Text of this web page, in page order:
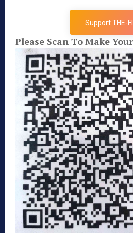
Support THE-
Please Scan To Make